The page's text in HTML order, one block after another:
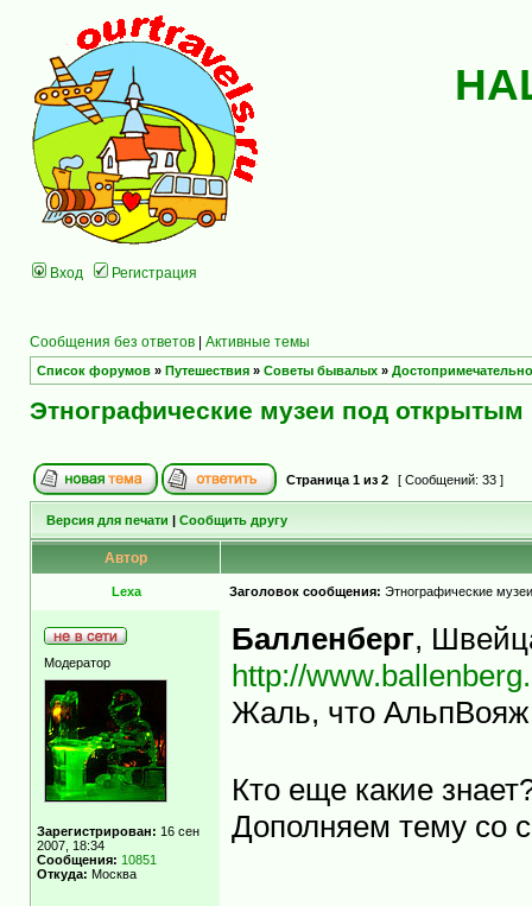
Вход Регистрация
Сообщения без ответов | Активные темы
Список форумов » Путешествия » Советы бывалых »
Этнографические музеи под
Страница 1 из 2 [ Сообщений: 33 ]
Версия для печати | Сообщить другу
Автор
Lexa Заголовок сообщения: Этнографические
Модератор
Зарегистрирован: 16 сен
2007, 18:34
Сообщения: 10851
Откуда: Москва
Балленберг,
http://
Жаль, что АльпВояж
Кто еще какие
Дополняем тему со